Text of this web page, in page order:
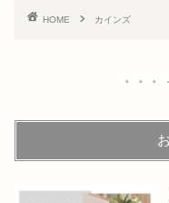
HOME カインズ